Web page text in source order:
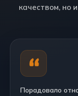
качеством, но
Порадовало